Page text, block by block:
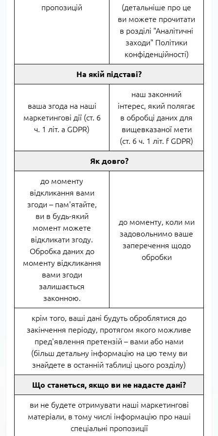
пропозицій
(детальніше про це
ви можете прочитати
в розділі "Аналітичні
заходи" Політики
конфіденційності)
На якій підставі?
ваша згода на наші
маркетингові дії (ст. 6
ч. 1 літ. a GDPR)
наш законний
інтерес, який полягає
в обробці даних для
вищевказаної мети
(ст. 6 ч. 1 літ. f GDPR)
Як довго?
до моменту
відкликання вами
згоди – пам'ятайте,
ви в будь-який
момент можете
відкликати згоду.
Обробка даних до
моменту відкликання
вами згоди
залишається
законною.
до моменту, коли ми
задовольнимо ваше
заперечення щодо
обробки
крім того, ваші дані будуть оброблятися до
закінчення періоду, протягом якого можливе
пред'явлення претензій – вами або нами
(більш детальну інформацію на цю тему ви
знайдете в останній таблиці цього розділу)
Що станеться, якщо ви не надасте дані?
ви не будете отримувати наші маркетингові
матеріали, в тому числі інформацію про наші
спеціальні пропозиції